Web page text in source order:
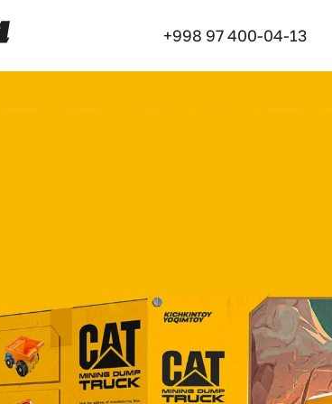
+998 97 400-04-13